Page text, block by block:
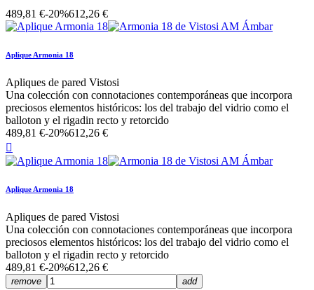
489,81 €-20%612,26 €
Aplique Armonia 18
Apliques de pared Vistosi
Una colección con connotaciones contemporáneas que incorpora
preciosos elementos históricos: los del trabajo del vidrio como el
balloton y el rigadin recto y retorcido
489,81 €-20%612,26 €

Aplique Armonia 18
Apliques de pared Vistosi
Una colección con connotaciones contemporáneas que incorpora
preciosos elementos históricos: los del trabajo del vidrio como el
balloton y el rigadin recto y retorcido
489,81 €-20%612,26 €
remove add